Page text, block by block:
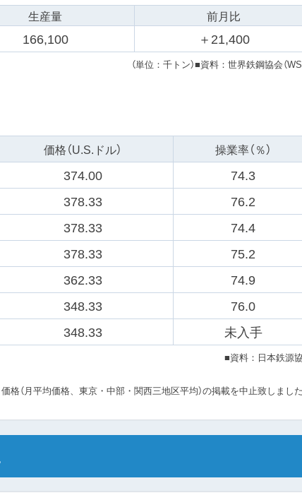
生産量
前月比
166,100 ＋21,400
（単位：千トン）■資料：世界鉄鋼協会（
価格（U.S.ドル） 操業率（％）
374.00 74.3
378.33 76.2
378.33 74.4
378.33 75.2
362.33 74.9
348.33 76.0
348.33 未入手
■資料：日本鉄源
格（月平均価格、東京・中部・関西三地区平均）の掲載を中止致しまし